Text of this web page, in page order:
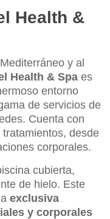
Health &
y al
Health & Spa es
entorno
de servicios de
Cuenta con
desde
corporales.
cubierta,
de hielo. Este
exclusiva
y corporales